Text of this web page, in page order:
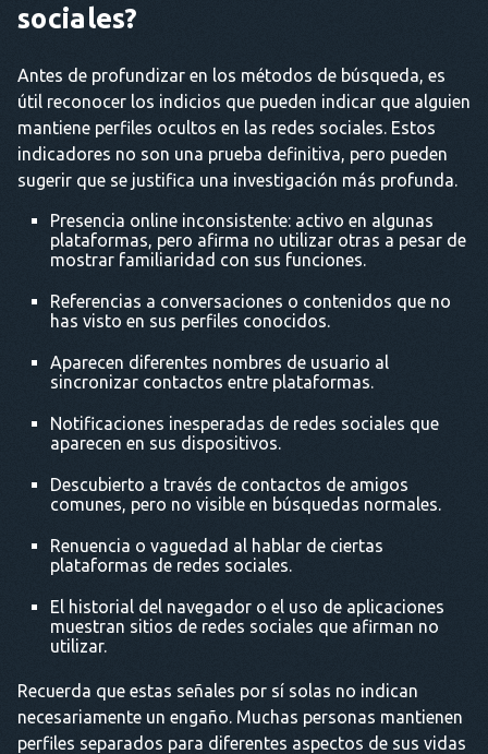
sociales?
Antes de profundizar en los métodos de búsqueda, es
útil reconocer los indicios que pueden indicar que alguien
mantiene perfiles ocultos en las redes sociales. Estos
indicadores no son una prueba definitiva, pero pueden
sugerir que se justifica una investigación más profunda.
Presencia online inconsistente: activo en algunas
plataformas, pero afirma no utilizar otras a pesar de
mostrar familiaridad con sus funciones.
Referencias a conversaciones o contenidos que no
has visto en sus perfiles conocidos.
Aparecen diferentes nombres de usuario al
sincronizar contactos entre plataformas.
Notificaciones inesperadas de redes sociales que
aparecen en sus dispositivos.
Descubierto a través de contactos de amigos
comunes, pero no visible en búsquedas normales.
Renuencia o vaguedad al hablar de ciertas
plataformas de redes sociales.
El historial del navegador o el uso de aplicaciones
muestran sitios de redes sociales que afirman no
utilizar.
Recuerda que estas señales por sí solas no indican
necesariamente un engaño. Muchas personas mantienen
perfiles separados para diferentes aspectos de sus vidas